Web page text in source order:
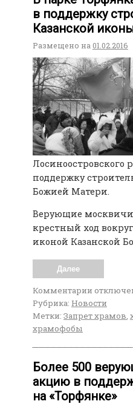
в поддержку
Казанской
Размещено на 01.02.2016
Лосиноостровского
поддержку
Божией Матери.
Верующие
крестный ход
иконой Казанской
Далее
Комментарии
Рубрика: Новости
Метки: Запрет храмов,
храмофобы
Более 500
акцию в
на «Торфянке»